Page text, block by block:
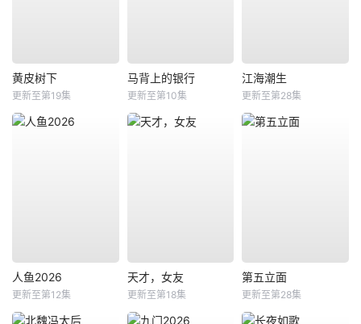
黄皮树下
更新至第19集
马背上的银行
更新至第10集
江海潮生
更新至第28集
人鱼2026
更新至第12集
天才，女友
更新至第18集
第五立面
更新至第28集